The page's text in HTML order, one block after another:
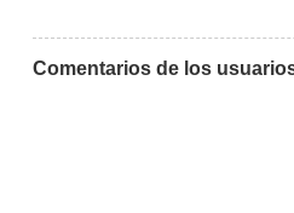
Comentarios de los